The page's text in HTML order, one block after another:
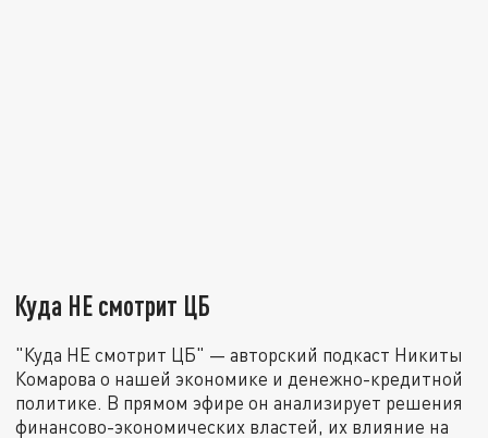
Куда НЕ смотрит ЦБ
"Куда НЕ смотрит ЦБ" — авторский подкаст Никиты
Комарова о нашей экономике и денежно-кредитной
политике. В прямом эфире он анализирует решения
финансово-экономических властей, их влияние на